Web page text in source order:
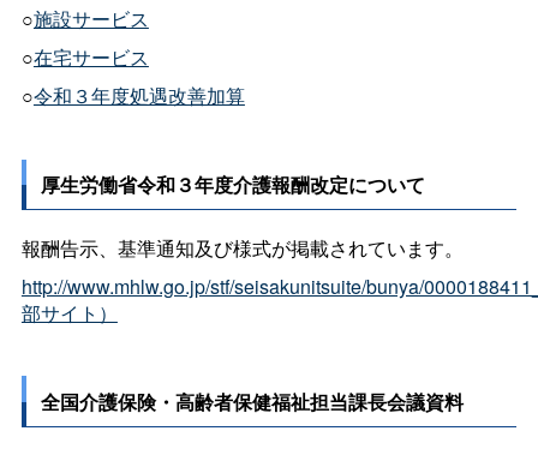
○施設サービス
○在宅サービス
○令和３年度処遇改善加算
厚生労働省令和３年度介護報酬改定について
報酬告示、基準通知及び様式が掲載されています。
http://www.mhlw.go.jp/stf/seisakunitsuite/bunya/
部サイト）
全国介護保険・高齢者保健福祉担当課長会議資料